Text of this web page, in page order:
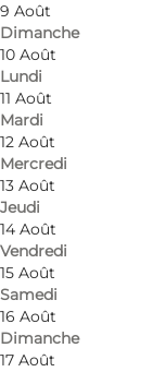
9 Août
Dimanche
10 Août
Lundi
11 Août
Mardi
12 Août
Mercredi
13 Août
Jeudi
14 Août
Vendredi
15 Août
Samedi
16 Août
Dimanche
17 Août